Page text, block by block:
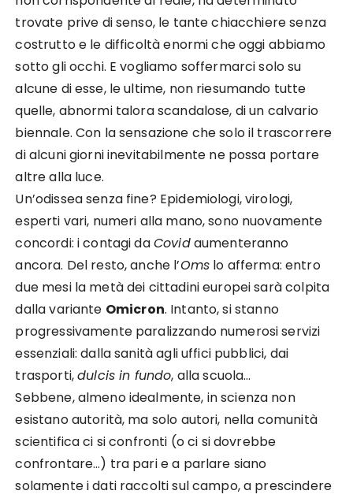
trovate prive di senso, le tante chiacchiere senza
costrutto e le difficoltà enormi che oggi abbiamo
sotto gli occhi. E vogliamo soffermarci solo su
alcune di esse, le ultime, non riesumando tutte
quelle, abnormi talora scandalose, di un calvario
biennale. Con la sensazione che solo il trascorrere
di alcuni giorni inevitabilmente ne possa portare
altre alla luce.
Un’odissea senza fine? Epidemiologi, virologi,
esperti vari, numeri alla mano, sono nuovamente
concordi: i contagi daCovidaumenteranno
ancora. Del resto, anche l’Oms lo afferma: entro
due mesi la metà dei cittadini europei sarà colpita
dalla variante Omicron. Intanto, si stanno
progressivamente paralizzando numerosi servizi
essenziali: dalla sanità agli uffici pubblici, dai
trasporti,dulcis in fundo, alla scuola…
Sebbene, almeno idealmente, in scienza non
esistano autorità, ma solo autori, nella comunità
scientifica ci si confronti (o ci si dovrebbe
confrontare…) tra pari e a parlare siano
solamente i dati raccolti sul campo, a prescindere